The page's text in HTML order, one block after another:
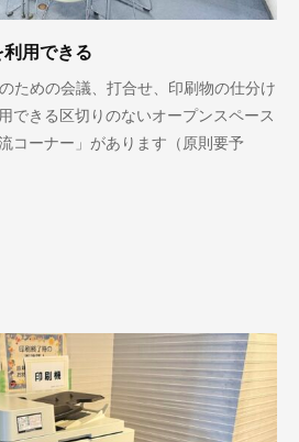
用できる
ための会議、打合せ、印刷物の仕分け
できる区切りのないオープンスペース
コーナー」があります（原則要予